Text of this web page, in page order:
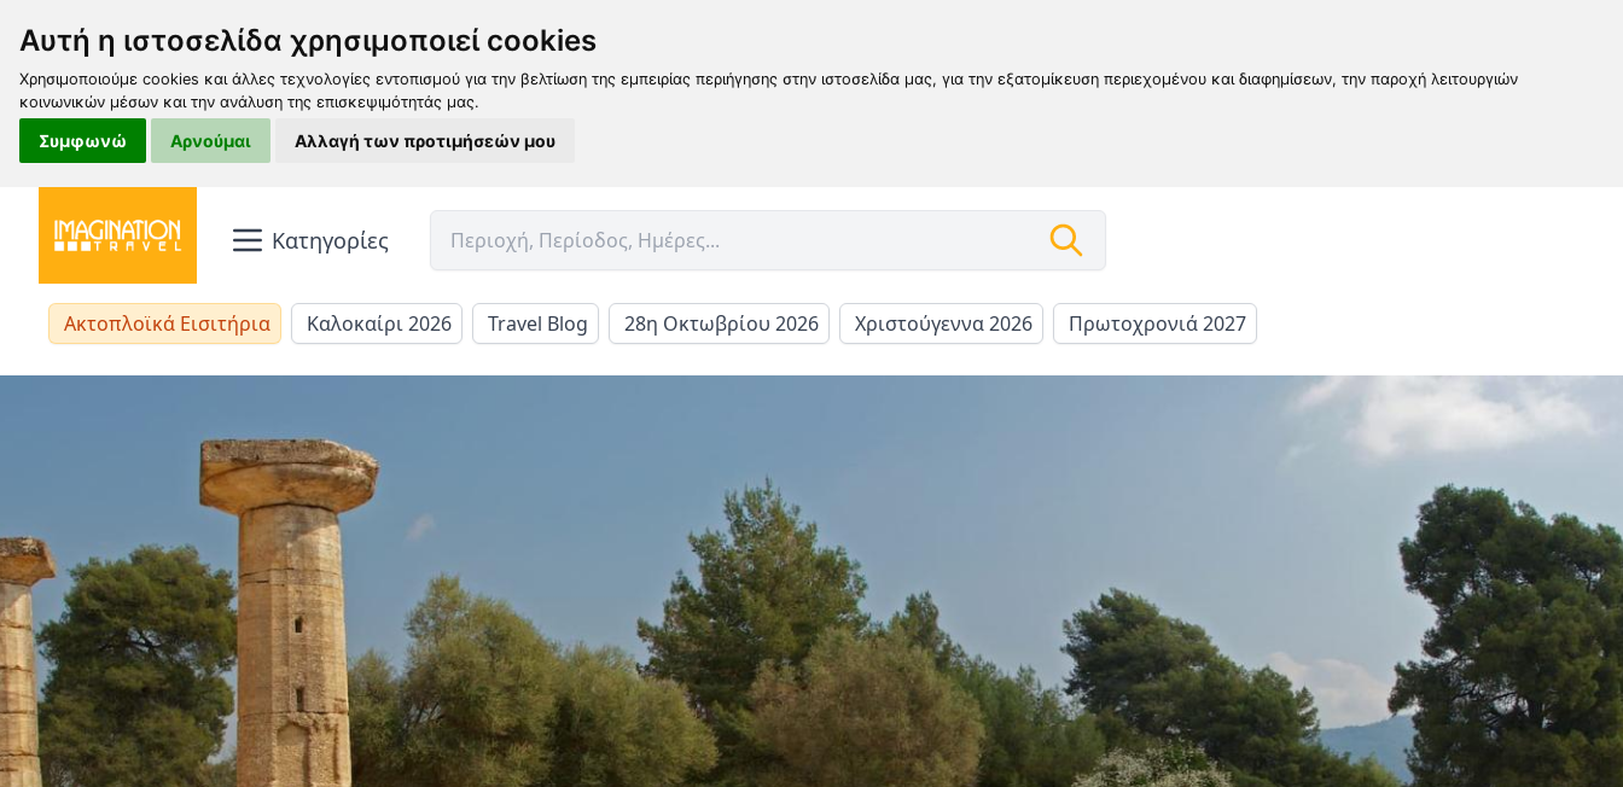
Αυτή η ιστοσελίδα χρησιμοποιεί cookies
Χρησιμοποιούμε cookies και άλλες τεχνολογίες εντοπισμού για την βελτίωση της εμπειρίας περιήγησης στην ιστοσελίδα μας, για την εξατομίκευση περιεχομένου και διαφημίσεων, την παροχή λειτουργιών
κοινωνικών μέσων και την ανάλυση της επισκεψιμότητάς μας.
Συμφωνώ Αρνούμαι Αλλαγή των προτιμήσεών μου
Κατηγορίες
Ακτοπλοϊκά Εισιτήρια Καλοκαίρι 2026 Travel Blog 28η Οκτωβρίου 2026 Χριστούγεννα 2026 Πρωτοχρονιά 2027